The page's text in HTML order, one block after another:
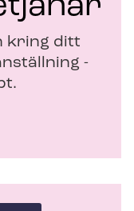
kring ditt
-